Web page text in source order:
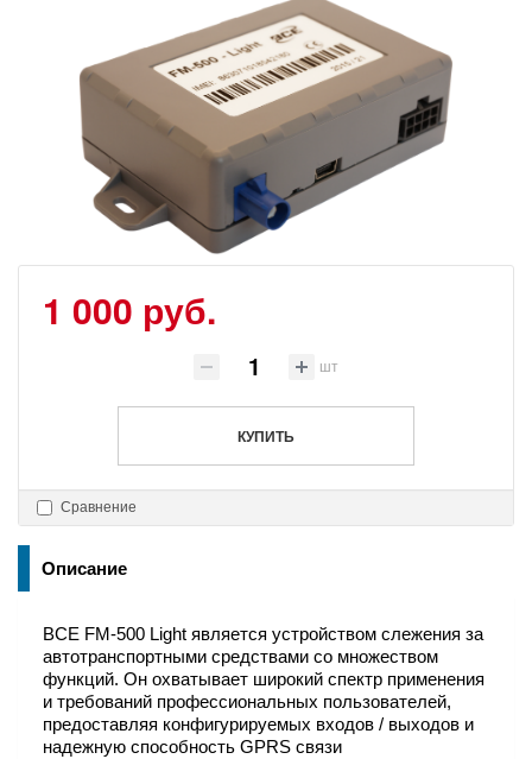
1 000 руб.
шт
КУПИТЬ
Сравнение
Описание
BCE FM-500 Light является устройством слежения за
автотранспортными средствами со множеством
функций. Он охватывает широкий спектр применения
и требований профессиональных пользователей,
предоставляя конфигурируемых входов / выходов и
надежную способность GPRS связи